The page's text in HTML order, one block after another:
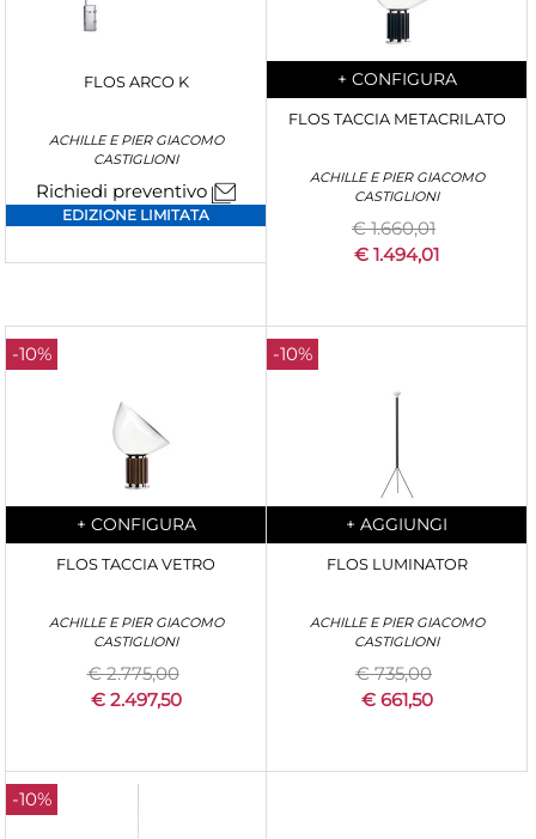
FLOS ARCO K
ACHILLE E PIER GIACOMO
CASTIGLIONI
Richiedi preventivo
EDIZIONE LIMITATA
Quantity
+ CONFIGURA
FLOS TACCIA METACRILATO
ACHILLE E PIER GIACOMO
CASTIGLIONI
€ 1.660,01
€ 1.494,01
-10%
Quantity
+ CONFIGURA
FLOS TACCIA VETRO
ACHILLE E PIER GIACOMO
CASTIGLIONI
€ 2.775,00
€ 2.497,50
-10%
Quantity
+ AGGIUNGI
FLOS LUMINATOR
ACHILLE E PIER GIACOMO
CASTIGLIONI
€ 735,00
€ 661,50
-10%